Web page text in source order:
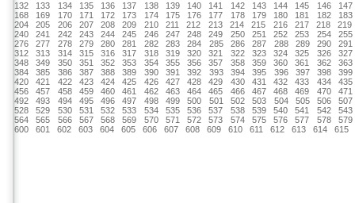
132
133 134 135 136 137 138 139 140 141 142 143 144 145 146
147
168
169 170 171 172 173 174 175 176 177 178 179 180 181 182
183
204
205 206 207 208 209 210 211 212 213 214 215 216 217 218
219
240
241 242 243 244 245 246 247 248 249 250 251 252 253 254
255
276
277 278 279 280 281 282 283 284 285 286 287 288 289 290
291
312
313 314 315 316 317 318 319 320 321 322 323 324 325 326
327
348
349 350 351 352 353 354 355 356 357 358 359 360 361 362
363
384
385 386 387 388 389 390 391 392 393 394 395 396 397 398
399
420
421 422 423 424 425 426 427 428 429 430 431 432 433 434
435
456
457 458 459 460 461 462 463 464 465 466 467 468 469 470
471
492
493 494 495 496 497 498 499 500 501 502 503 504 505 506
507
528
529 530 531 532 533 534 535 536 537 538 539 540 541 542
543
564
565 566 567 568 569 570 571 572 573 574 575 576 577 578
579
600
601 602 603 604 605 606 607 608 609 610 611 612 613 614 615